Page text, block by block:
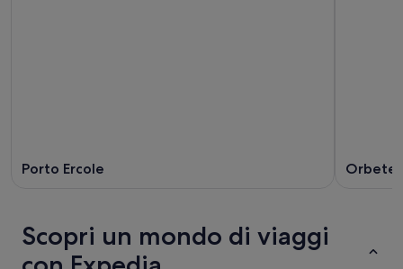
Porto Ercole
Scopri un mondo di viaggi